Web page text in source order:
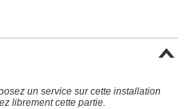
un service sur cette installation
librement cette partie.